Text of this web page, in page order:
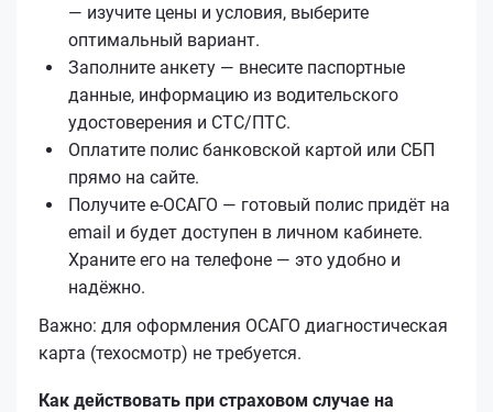
— изучите цены и условия, выберите
оптимальный вариант.
Заполните анкету — внесите паспортные
данные, информацию из водительского
удостоверения и СТС/ПТС.
Оплатите полис банковской картой или СБП
прямо на сайте.
Получите е‑ОСАГО — готовый полис придёт на
email и будет доступен в личном кабинете.
Храните его на телефоне — это удобно и
надёжно.
Важно: для оформления ОСАГО диагностическая
карта (техосмотр) не требуется.
Как действовать при страховом случае на